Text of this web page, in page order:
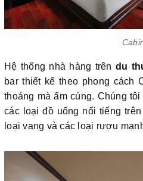
Hệ thống nhà hàng trên du
bar thiết kế theo phong cách
thoáng mà ấm cúng. Chúng
các loại đồ uống nổi tiếng
loại vang và các loại rượu